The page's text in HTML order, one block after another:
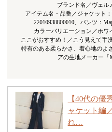
ブランド名／ヴェル
アイテム名・品番／ジャケット
22010938800010、パンツ：
カラーバリエーション／ホワ
ここがおすすめ！／こう見えて手
特有のある柔らかさ、着心地のよ
アの生地メーカー「
【40代の優
ャケット編
れ…